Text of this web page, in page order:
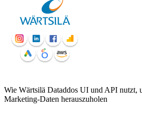
Wie Wärtsilä Dataddos UI und API nutzt,
Marketing-Daten herauszuholen